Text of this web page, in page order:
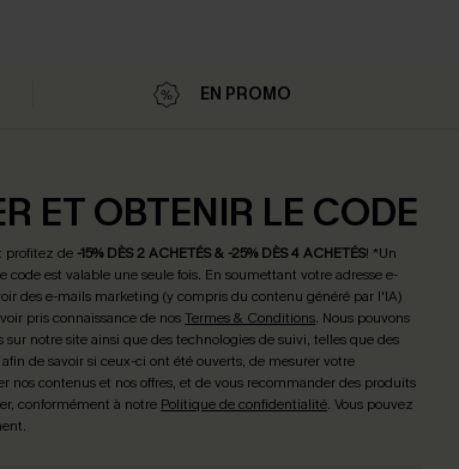
EN PROMO
ET OBTENIR LE CODE
profitez de -15% DÈS 2 ACHETÉS & -25% DÈS 4 ACHETÉS! *Un
est valable une seule fois. En soumettant votre adresse e-
des e-mails marketing (y compris du contenu généré par l'IA)
pris connaissance de nosTermes & Conditions. Nous pouvons
sur notre site ainsi que des technologies de suivi, telles que des
de savoir si ceux-ci ont été ouverts, de mesurer votre
nos contenus et nos offres, et de vous recommander des produits
conformément à notre Politique de confidentialité. Vous pouvez